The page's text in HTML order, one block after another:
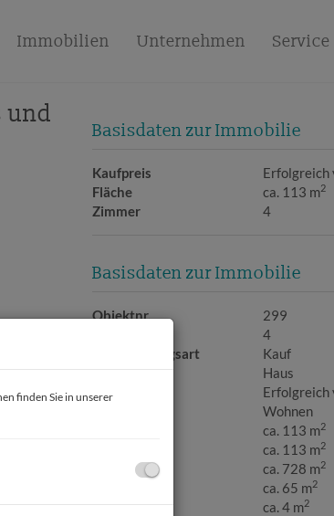
Immobilien Unternehmen Service
und
Basisdaten zur Immobilie
Kaufpreis
Erfolgreich
Fläche
ca. 113 m2
Zimmer 4
Basisdaten zur Immobilie
Objektnr.
299
4
Vermarktungsart
Kauf
Objektart
Haus
Kaufpreis
Erfolgreich
Wohnen
ca. 113 m2
ca. 113 m2
Grundfläche ca. 728 m2
ca. 65 m2
Balkonfläche ca. 4 m2
finden Sie in unserer